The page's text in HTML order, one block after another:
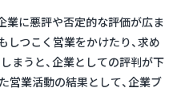
業に悪評や否定的な評価が広ま
しつこく営業をかけたり、求め
まうと、企業としての評判が下
営業活動の結果として、企業ブ